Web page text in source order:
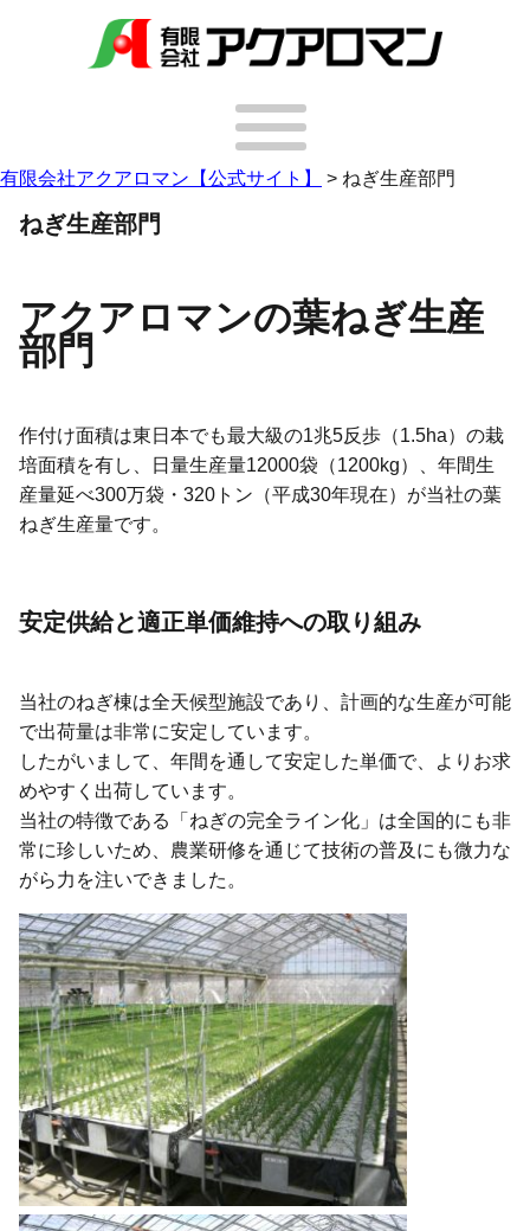
有限会社アクアロマン【公式サイト】 > ねぎ生産部門
ねぎ生産部門
アクアロマンの葉ねぎ生産
部門
作付け面積は東日本でも最大級の1兆5反歩（1.5ha）の栽
培面積を有し、日量生産量12000袋（1200kg）、年間生
産量延べ300万袋・320トン（平成30年現在）が当社の葉
ねぎ生産量です。
安定供給と適正単価維持への取り組み
当社のねぎ棟は全天候型施設であり、計画的な生産が可能
で出荷量は非常に安定しています。
したがいまして、年間を通して安定した単価で、よりお求
めやすく出荷しています。
当社の特徴である「ねぎの完全ライン化」は全国的にも非
常に珍しいため、農業研修を通じて技術の普及にも微力な
がら力を注いできました。